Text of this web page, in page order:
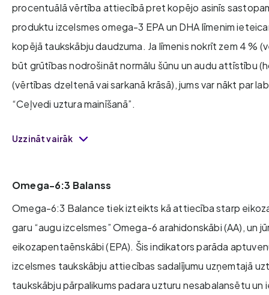
procentuālā vērtība attiecībā pret kopējo asinīs
produktu izcelsmes omega-3 EPA un DHA līmenim
kopējā taukskābju daudzuma. Ja līmenis nokrīt zem 4 %
būt grūtības nodrošināt normālu šūnu un audu attīstību
(vērtības dzeltenā vai sarkanā krāsā), jums var nākt par
“Ceļvedi uztura mainīšanā”.
Uzzināt vairāk
Omega-6:3 Balanss
Omega-6:3 Balance tiek izteikts kā attiecība starp
garu “augu izcelsmes” Omega-6 arahidonskābi (AA), un
eikozapentaēnskābi (EPA). Šis indikators parāda
izcelsmes taukskābju attiecības sadalījumu uzņemtajā
taukskābju pārpalikums padara uzturu nesabalansētu